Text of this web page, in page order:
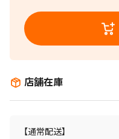
店舗在庫
【通常配送】